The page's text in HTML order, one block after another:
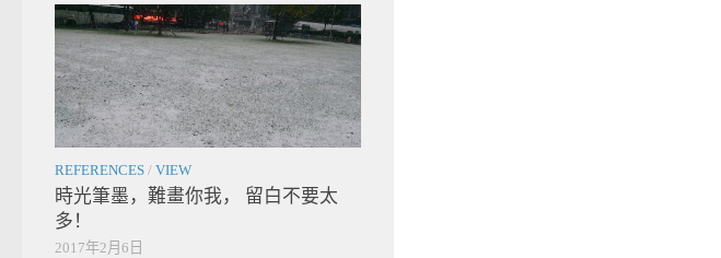
REFERENCES / VIEW
時光筆墨，難畫你我， 留白不要太
多！
2017年2月6日